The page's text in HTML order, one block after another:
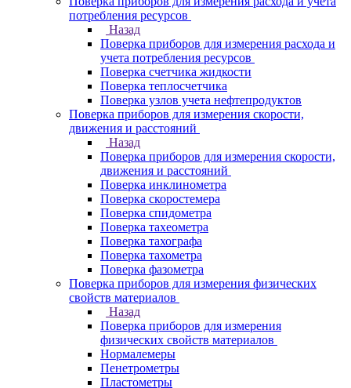
потребления ресурсов
Назад
Поверка приборов для измерения расхода и
учета потребления ресурсов
Поверка счетчика жидкости
Поверка теплосчетчика
Поверка узлов учета нефтепродуктов
Поверка приборов для измерения скорости,
движения и расстояний
Назад
Поверка приборов для измерения скорости,
движения и расстояний
Поверка инклинометра
Поверка скоростемера
Поверка спидометра
Поверка тахеометра
Поверка тахографа
Поверка тахометра
Поверка фазометра
Поверка приборов для измерения физических
свойств материалов
Назад
Поверка приборов для измерения
физических свойств материалов
Нормалемеры
Пенетрометры
Пластометры